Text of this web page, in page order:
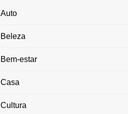
Auto
Beleza
Bem-estar
Casa
Cultura